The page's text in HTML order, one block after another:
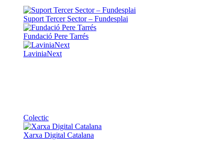
Suport Tercer Sector – Fundesplai
Fundació Pere Tarrés
LaviniaNext
Colectic
Xarxa Digital Catalana